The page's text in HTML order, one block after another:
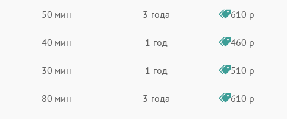
50 мин 3 года 610 р
40 мин 1 год 460 р
30 мин 1 год 510 р
80 мин 3 года 610 р